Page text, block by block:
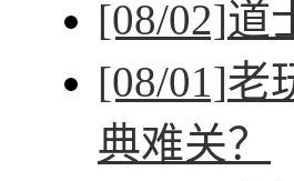
[08/02]道
[08/01]老
典难关？